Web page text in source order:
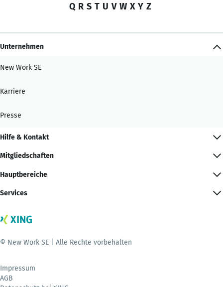
Q R S T U V W X Y Z
Unternehmen
New Work SE
Karriere
Presse
Hilfe & Kontakt
Mitgliedschaften
Hauptbereiche
Services
© New Work SE | Alle Rechte vorbehalten
Impressum
AGB